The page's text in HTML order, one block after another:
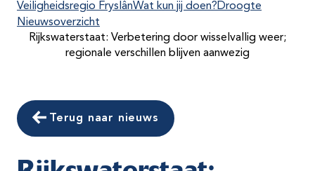
Veiligheidsregio FryslânWat kun jij doen?Droogte
Nieuwsoverzicht
Rijkswaterstaat: Verbetering door wisselvallig weer;
regionale verschillen blijven aanwezig
Terug naar nieuws